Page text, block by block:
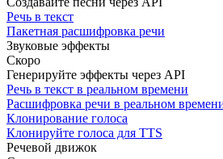
Речь в текст
Пакетная расшифровка речи
Звуковые эффекты
Скоро
Генерируйте эффекты через API
Речь в текст в реальном времени
Расшифровка речи в реальном
Клонирование голоса
Клонируйте голоса для TTS
Речевой движок